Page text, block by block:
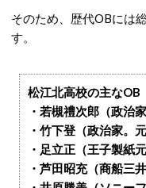
そのため、歴代OBには
す。
松江北高校の主なOB
・若槻禮次郎（政治
・竹下登（政治家。
・足立正（王子製紙
・芦田昭充（商船三